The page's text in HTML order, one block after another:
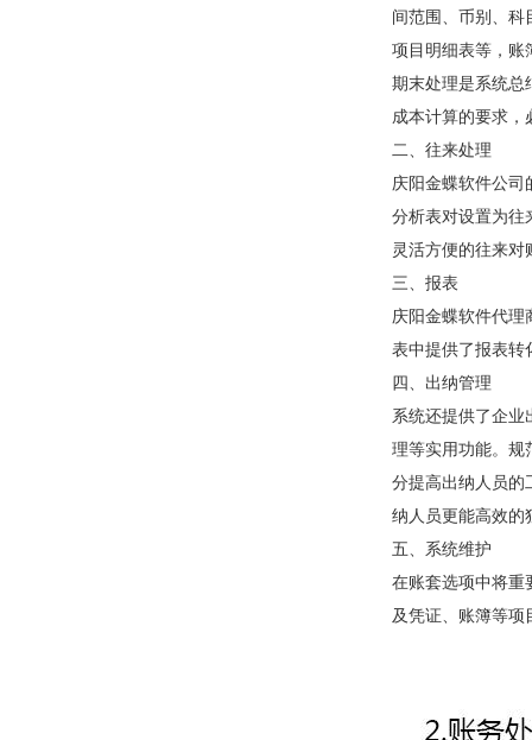
间范围、币别
项目明细表等，账
期末处理是系统总结
成本计算的要求
二、往来处理
庆阳金蝶软件公司
分析表对设置为往
灵活方便的往来对账单
三、报表
庆阳金蝶软件代理
表中提供了报表转
四、出纳管理
系统还提供了企业
理等实用功能。
分提高出纳人员的
纳人员更能高效的独
五、系统维护
在账套选项中将重
及凭证、账簿等